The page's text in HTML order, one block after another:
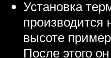
Установка
производится
высоте
После этого